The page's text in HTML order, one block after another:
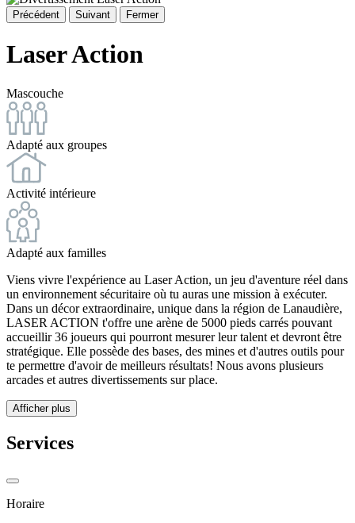
Précédent Suivant Fermer
Laser Action
Mascouche
Adapté aux groupes
Activité intérieure
Adapté aux familles
Viens vivre l'expérience au Laser Action, un jeu d'aventure réel dans
un environnement sécuritaire où tu auras une mission à exécuter.
Dans un décor extraordinaire, unique dans la région de Lanaudière,
LASER ACTION t'offre une arène de 5000 pieds carrés pouvant
accueillir 36 joueurs qui pourront mesurer leur talent et devront être
stratégique. Elle possède des bases, des mines et d'autres outils pour
te permettre d'avoir de meilleurs résultats! Nous avons plusieurs
arcades et autres divertissements sur place.
Afficher plus
Services
Horaire